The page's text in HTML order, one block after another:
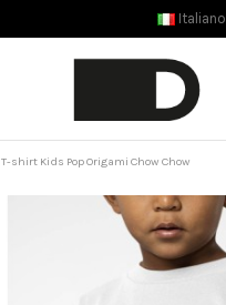
Italiano
T-shirt Kids Pop Origami Chow Chow